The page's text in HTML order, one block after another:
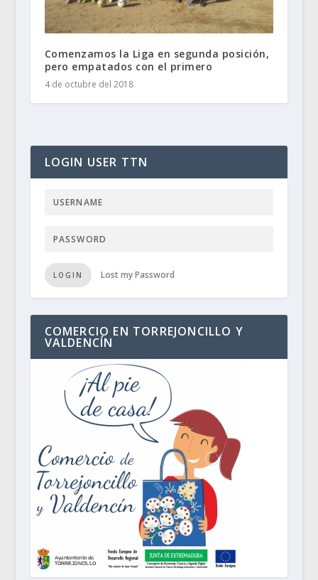
Comenzamos la Liga en segunda posición,
pero empatados con el primero
4 de octubre del 2018
LOGIN USER TTN
LOGIN Lost my Password
COMERCIO EN TORREJONCILLO Y
VALDENCÍN